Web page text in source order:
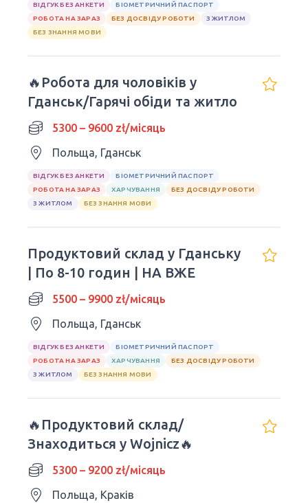
ВІДГУК БЕЗ АНКЕТИ
БІОМЕТРИЧНИЙ ПАСПОРТ
РОБОТА НА ЗАРАЗ
БЕЗ ДОСВІДУ РОБОТИ
З ЖИТЛОМ
БЕЗ ЗНАННЯ МОВИ
🔥Робота для чоловіків у
Гданськ/Гарячі обіди та житло
5300 – 9600 zł/місяць
Польща, Гданськ
ВІДГУК БЕЗ АНКЕТИ
БІОМЕТРИЧНИЙ ПАСПОРТ
РОБОТА НА ЗАРАЗ
ХАРЧУВАННЯ
БЕЗ ДОСВІДУ РОБОТИ
З ЖИТЛОМ
БЕЗ ЗНАННЯ МОВИ
Продуктовий склад у Гданську
| По 8-10 годин | НА ВЖЕ
5500 – 9900 zł/місяць
Польща, Гданськ
ВІДГУК БЕЗ АНКЕТИ
БІОМЕТРИЧНИЙ ПАСПОРТ
РОБОТА НА ЗАРАЗ
ХАРЧУВАННЯ
БЕЗ ДОСВІДУ РОБОТИ
З ЖИТЛОМ
БЕЗ ЗНАННЯ МОВИ
🔥Продуктовий склад/
Знаходиться у Wojnicz🔥
5300 – 9200 zł/місяць
Польща, Краків